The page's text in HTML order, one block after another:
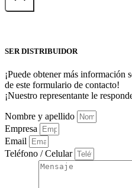
SER DISTRIBUIDOR
¡Puede obtener más información
de este formulario de contacto!
¡Nuestro representante le
Nombre y apellido
Empresa
Email
Teléfono / Celular